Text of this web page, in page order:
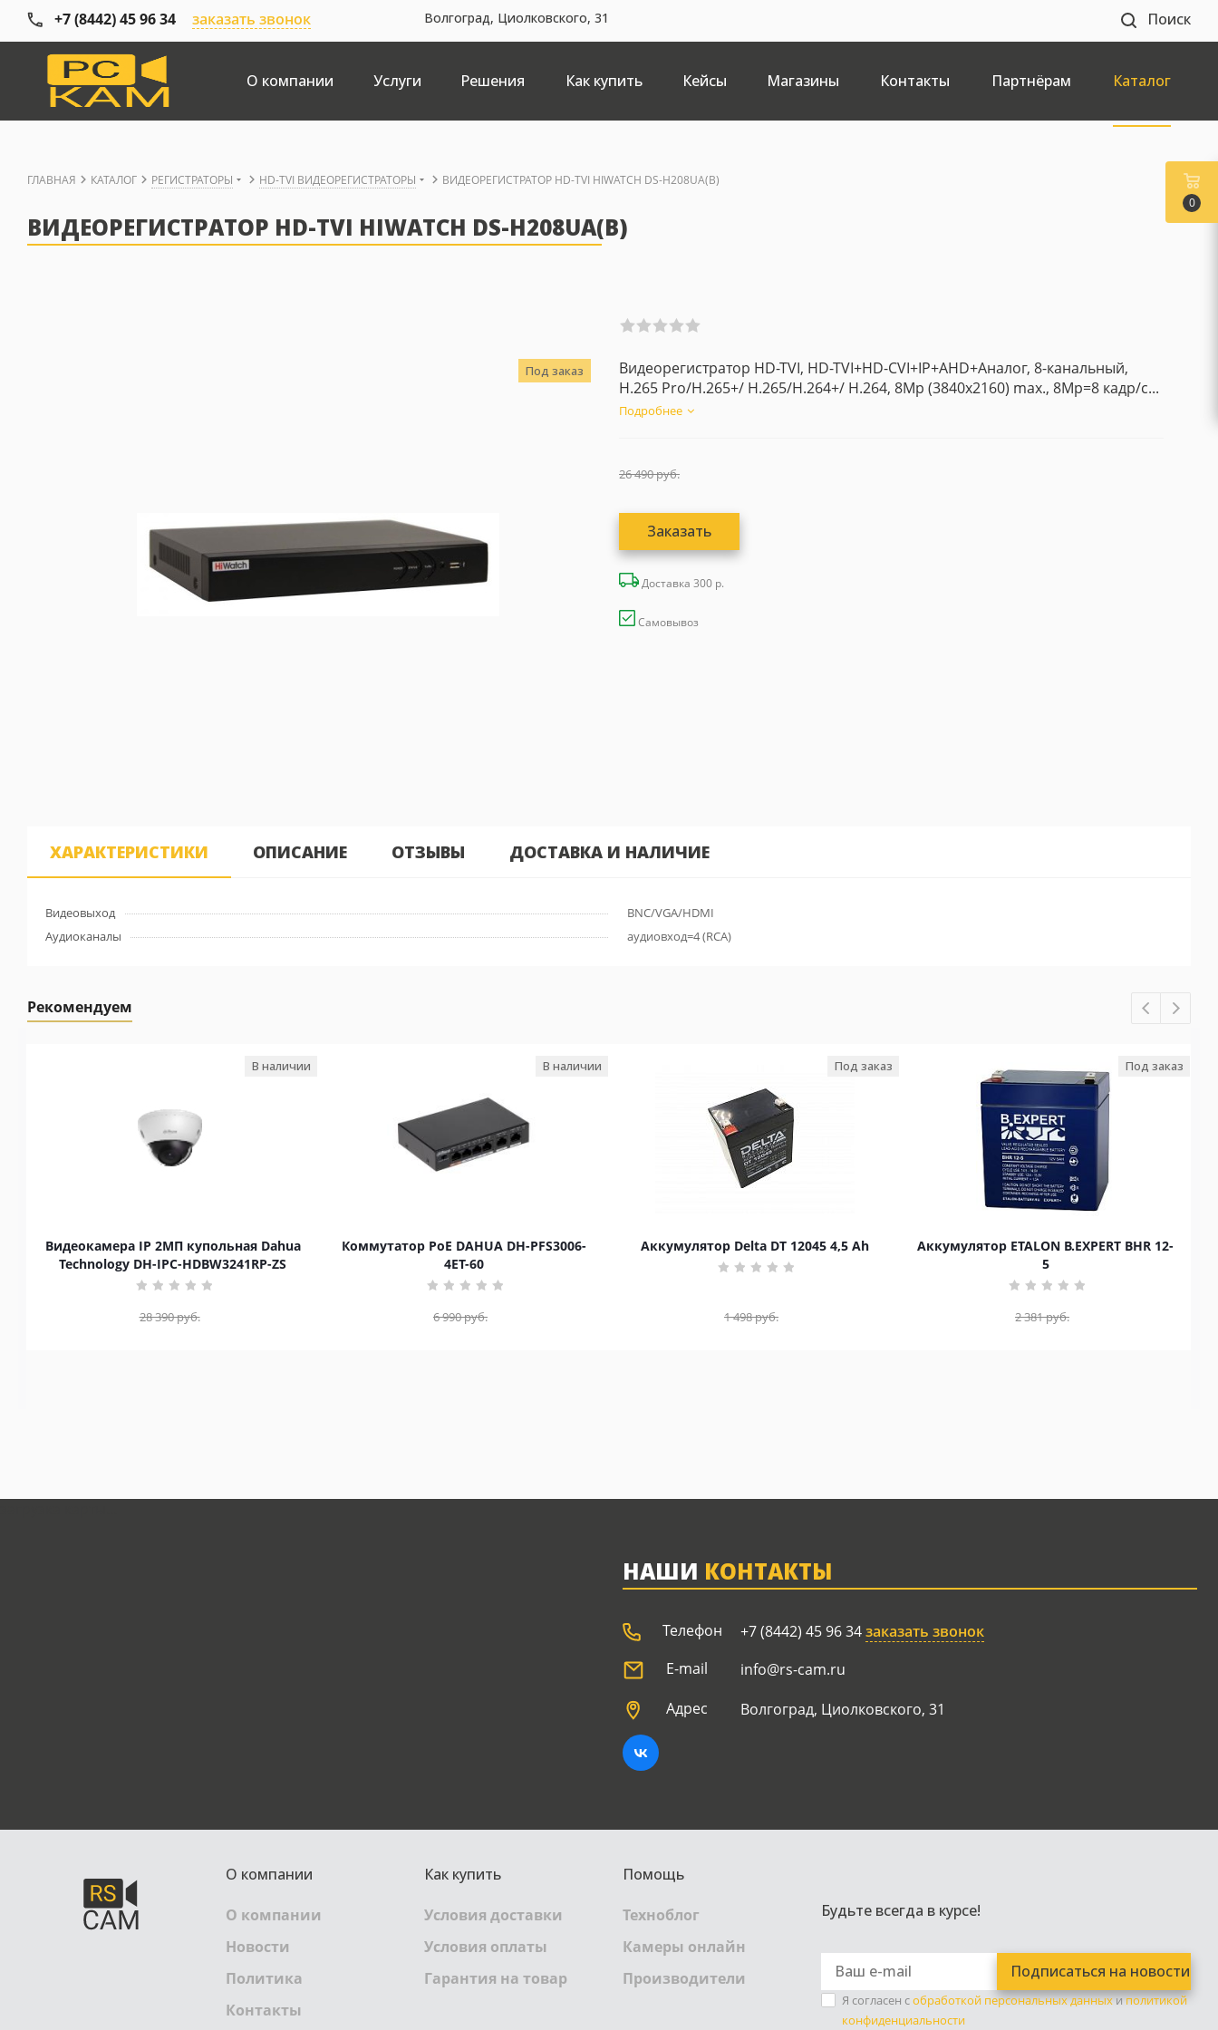
+7 (8442) 45 96 34 заказать звонок Волгоград, Циолковского, 31 Поиск
О компании Услуги Решения Как купить Кейсы Магазины Контакты Партнёрам Каталог
ГЛАВНАЯ КАТАЛОГ РЕГИСТРАТОРЫ HD-TVI ВИДЕОРЕГИСТРАТОРЫ ВИДЕОРЕГИСТРАТОР HD-TVI HIWATCH DS-H208UA(B)
ВИДЕОРЕГИСТРАТОР HD-TVI HIWATCH DS-H208UA(B)
Под заказ
Видеорегистратор HD-TVI, HD-TVI+HD-CVI+IP+AHD+Аналог, 8-канальный,
H.265 Pro/H.265+/ H.265/H.264+/ H.264, 8Mp (3840x2160) max., 8Mp=8 кадр/с...
Подробнее
26 490руб.
Заказать
Доставка 300 р.
Самовывоз
ХАРАКТЕРИСТИКИ ОПИСАНИЕ ОТЗЫВЫ ДОСТАВКА И НАЛИЧИЕ
Видеовыход
BNC/VGA/HDMI
Аудиоканалы
аудиовход=4 (RCA)
Рекомендуем
Видеокамера IP 2МП купольная Dahua
Technology DH-IPC-HDBW3241RP-ZS
В наличии
28 390руб.
Коммутатор PoE DAHUA DH-PFS3006-
4ET-60
В наличии
6 990руб.
Аккумулятор Delta DT 12045 4,5 Ah
Под заказ
1 498руб.
Аккумулятор ETALON B.EXPERT BHR 12-
5
Под заказ
2 381руб.
НАШИ КОНТАКТЫ
Телефон +7 (8442) 45 96 34заказать звонок
E-mail
info@rs-cam.ru
Адрес
Волгоград, Циолковского, 31
О компании
О компании
Новости
Политика
Контакты
Как купить
Условия доставки
Условия оплаты
Гарантия на товар
Помощь
Техноблог
Камеры онлайн
Производители
Будьте всегда в курсе!
Я согласен собработкой персональных данныхиполитикой
конфиденциальности
0